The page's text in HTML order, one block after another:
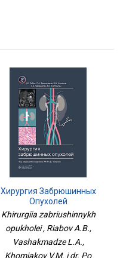
Хирургия Забрюшинных
Опухолей
Khirurgiia zabriushinnykh
opukholei , Riabov A.B.,
Vashakmadze L.A.,
Khomiakov V.M. i dr. Po